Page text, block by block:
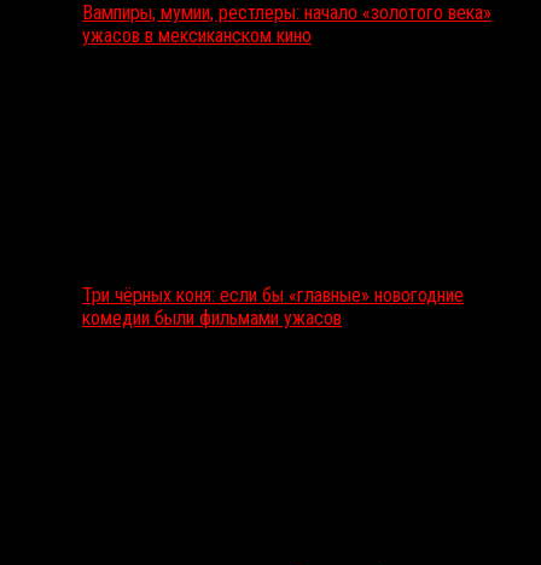
Вампиры, мумии, рестлеры: начало «золотого века»
ужасов в мексиканском кино
Три чёрных коня: если бы «главные» новогодние
комедии были фильмами ужасов